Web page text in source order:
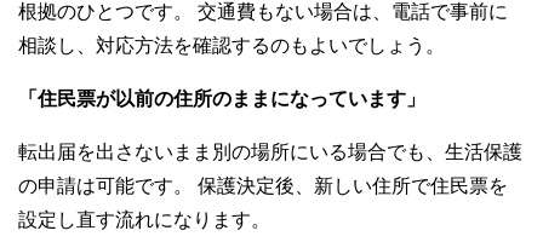
根拠のひとつです。 交通費もない場合は、電話で事前に
相談し、対応方法を確認するのもよいでしょう。
「住民票が以前の住所のままになっています」
転出届を出さないまま別の場所にいる場合でも、生活保護
の申請は可能です。 保護決定後、新しい住所で住民票を
設定し直す流れになります。